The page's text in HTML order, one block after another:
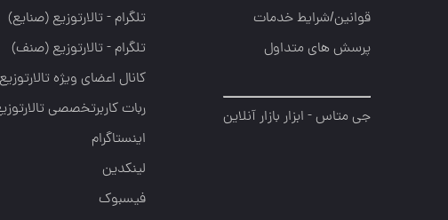
قوانین/شرایط خدمات
پرسش های متداول
جی متاس - ابزار بازار آنلاین
تلگرام - تالارتوزيع (صنايع)
تلگرام - تالارتوزیع (صنف)
کانال اعضای ویژه تالارتوزیع
ربات کاربرتخصصی
اینستاگرام
لینکدین
فیسبوک